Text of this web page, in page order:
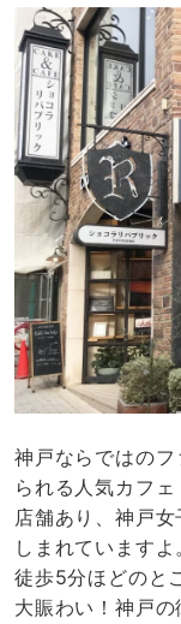
神戸ならではの
られる人気カフ
店舗あり、神戸
しまれています
徒歩5分ほどのと
大賑わい！神戸